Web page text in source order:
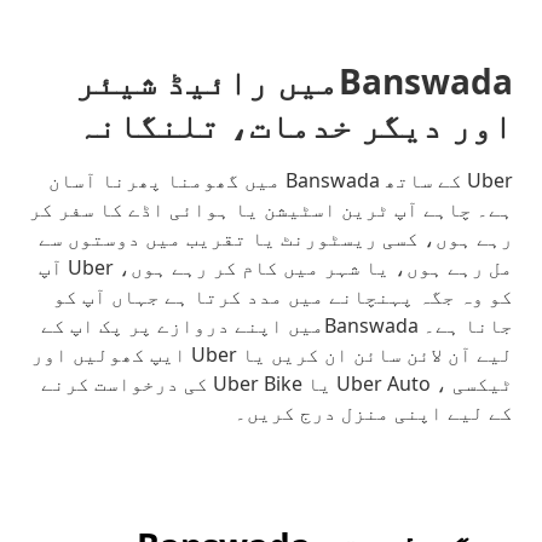
Banswadaمیں رائیڈ شیئر
اور دیگر خدمات، تلنگانہ
Uber کے ساتھ Banswada میں گھومنا پھرنا آسان
ہے۔ چاہے آپ ٹرین اسٹیشن یا ہوائی اڈے کا سفر کر
رہے ہوں، کسی ریسٹورنٹ یا تقریب میں دوستوں سے
مل رہے ہوں، یا شہر میں کام کر رہے ہوں، Uber آپ
کو وہ جگہ پہنچانے میں مدد کرتا ہے جہاں آپ کو
جانا ہے۔ Banswadaمیں اپنے دروازے پر پک اپ کے
لیے آن لائن سائن ان کریں یا Uber ایپ کھولیں اور
ٹیکسی ، Uber Auto یا Uber Bike کی درخواست کرنے
کے لیے اپنی منزل درج کریں۔